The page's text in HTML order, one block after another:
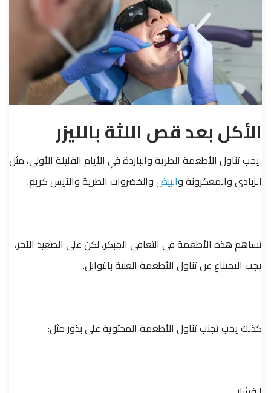
الأكل بعد قص اللثة بالليزر
يجب تناول الأطعمة الطرية والباردة في الأيام القليلة الأولى، مثل
الزبادي والمعكرونة والبيضوالخضروات الطرية والآيس كريم.
تساهم هذه الأطعمة في التعافي المبكر، لكن على الصعيد الآخر،
يجب الامتناع عن تناول الأطعمة الغنية بالتوابل.
كذلك يجب تجنب تناول الأطعمة المحتوية على بذور مثل: